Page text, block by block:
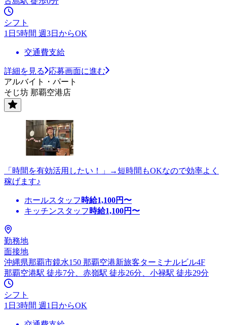
シフト
1日5時間 週3日からOK
交通費支給
詳細を見る
応募画面に進む
アルバイト・パート
そじ坊 那覇空港店
「時間を有効活用したい！」→短時間もOKなので効率よく
稼げます♪
ホールスタッフ 時給1,100円〜
キッチンスタッフ 時給1,100円〜
勤務地
面接地
沖縄県那覇市鏡水150 那覇空港新旅客ターミナルビル4F
那覇空港駅 徒歩7分、赤嶺駅 徒歩26分、小禄駅 徒歩29分
シフト
1日3時間 週1日からOK